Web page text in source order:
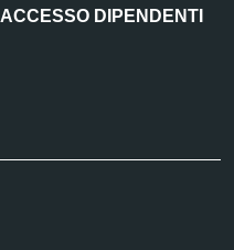
ACCESSO DIPENDENTI